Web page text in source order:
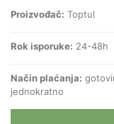
Proizvođač: Toptul
Rok isporuke: 24-48h
Način plaćanja:
jednokratno